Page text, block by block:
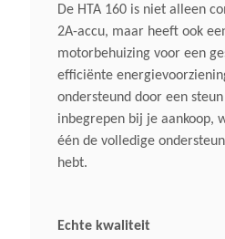
De HTA 160 is niet alleen
2A-accu, maar heeft ook
motorbehuizing voor een
efficiënte
ondersteund door een
inbegrepen bij je aankoop,
één de volledige
hebt.
Echte kwaliteit